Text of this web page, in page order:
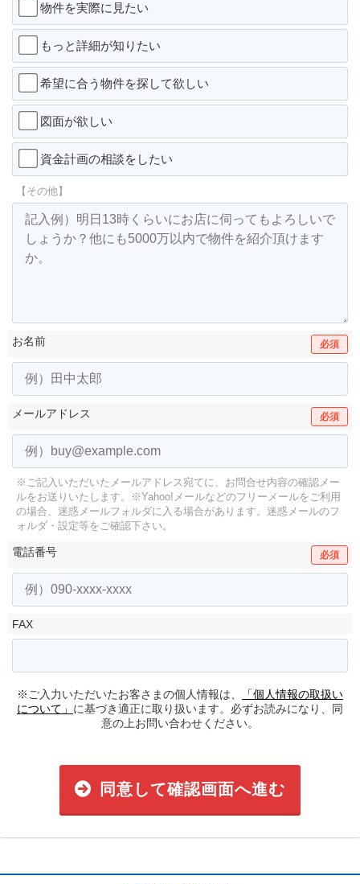
物件を実際に見たい
もっと詳細が知りたい
希望に合う物件を探して欲しい
図面が欲しい
資金計画の相談をしたい
【その他】
お名前 必須
メールアドレス 必須
※ご記入いただいたメールアドレス宛てに、お問合せ内容の確認メー
ルをお送りいたします。
※Yahoo!メールなどのフリーメールをご利用
の場合、迷惑メールフォルダに入る場合があります。 迷惑メールのフ
ォルダ・設定等をご確認下さい。
電話番号 必須
FAX
※ご入力いただいたお客さまの個人情報は、
「個人情報の取扱い
について」 に基づき適正に取り扱います。必ずお読みになり、同
意の上お問い合わせください。
同意して確認画面へ進む